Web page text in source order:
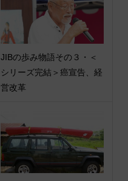
JIBの歩み物語その３・＜
シリーズ完結＞癌宣告、経
営改革